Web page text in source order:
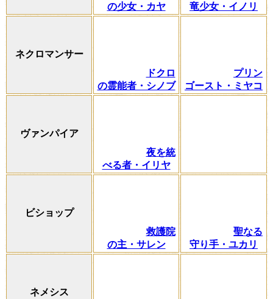
の少女・カヤ
竜少女・イノリ
ネクロマンサー
ドクロ
の霊能者・シノブ
プリン
ゴースト・ミヤコ
ヴァンパイア
夜を統
べる者・イリヤ
ビショップ
救護院
の主・サレン
聖なる
守り手・ユカリ
ネメシス